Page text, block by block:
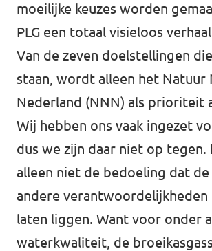
moeilijke keuzes worden
PLG een totaal visieloos
Van de zeven doelstellingen
staan, wordt alleen het Natuur
Nederland (NNN) als prioriteit
Wij hebben ons vaak ingezet
dus we zijn daar niet op tegen.
alleen niet de bedoeling dat
andere verantwoordelijkheden
laten liggen. Want voor onder
waterkwaliteit, de